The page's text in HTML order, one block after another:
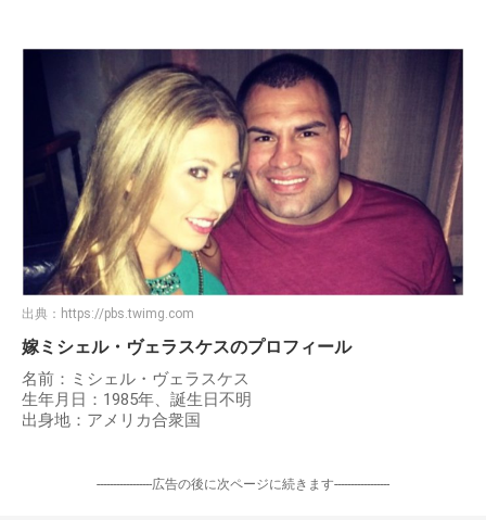
出典： https://pbs.twimg.com
嫁ミシェル・ヴェラスケスのプロフィール
名前：ミシェル・ヴェラスケス
生年月日：1985年、誕生日不明
出身地：アメリカ合衆国
-----------------広告の後に次ページに続きます-----------------